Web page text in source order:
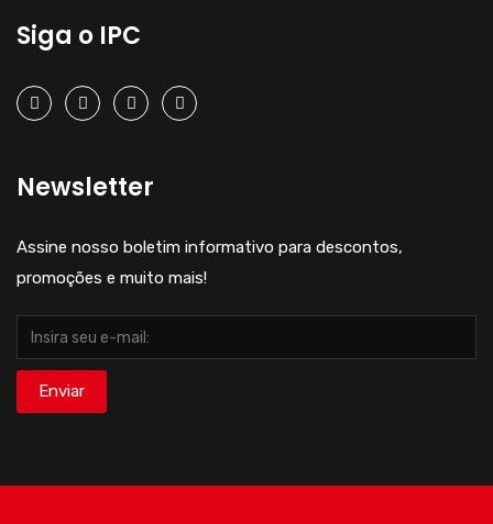
Siga o IPC
Newsletter
Assine nosso boletim informativo para descontos,
promoções e muito mais!